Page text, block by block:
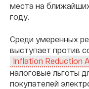
места на
году.
Среди умеренных
выступает против
Inflation Reduction
налоговые льготы
покупателей